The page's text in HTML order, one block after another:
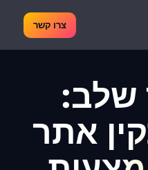
צרו קשר
שלב:
אתר